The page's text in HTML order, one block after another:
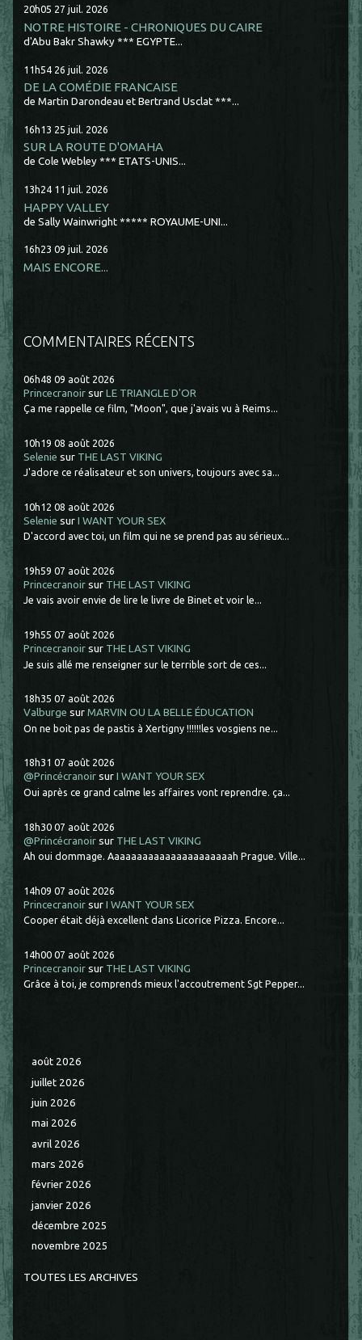
20h05 27 juil. 2026
NOTRE HISTOIRE - CHRONIQUES DU CAIRE
d'Abu Bakr Shawky *** EGYPTE...
11h54 26 juil. 2026
DE LA COMÉDIE FRANCAISE
de Martin Darondeau et Bertrand Usclat ***...
16h13 25 juil. 2026
SUR LA ROUTE D'OMAHA
de Cole Webley *** ETATS-UNIS...
13h24 11 juil. 2026
HAPPY VALLEY
de Sally Wainwright ***** ROYAUME-UNI...
16h23 09 juil. 2026
MAIS ENCORE...
COMMENTAIRES RÉCENTS
06h48 09 août 2026
Princecranoir surLE TRIANGLE D'OR
Ça me rappelle ce film, "Moon", que j'avais vu à Reims...
10h19 08 août 2026
Selenie sur THE LAST VIKING
J'adore ce réalisateur et son univers, toujours avec sa...
10h12 08 août 2026
Selenie surI WANT YOUR SEX
D'accord avec toi, un film qui ne se prend pas au sérieux...
19h59 07 août 2026
Princecranoir sur THE LAST VIKING
Je vais avoir envie de lire le livre de Binet et voir le...
19h55 07 août 2026
Princecranoir sur THE LAST VIKING
Je suis allé me renseigner sur le terrible sort de ces...
18h35 07 août 2026
Valburge surMARVIN OU LA BELLE ÉDUCATION
On ne boit pas de pastis à Xertigny !!!!!!les vosgiens ne...
18h31 07 août 2026
@Princécranoir surI WANT YOUR SEX
Oui après ce grand calme les affaires vont reprendre. ça...
18h30 07 août 2026
@Princécranoir sur THE LAST VIKING
Ah oui dommage. Aaaaaaaaaaaaaaaaaaaaaah Prague. Ville...
14h09 07 août 2026
Princecranoir surI WANT YOUR SEX
Cooper était déjà excellent dans Licorice Pizza. Encore...
14h00 07 août 2026
Princecranoir sur THE LAST VIKING
Grâce à toi, je comprends mieux l'accoutrement Sgt Pepper...
août 2026
juillet 2026
juin 2026
mai 2026
avril 2026
mars 2026
février 2026
janvier 2026
décembre 2025
novembre 2025
TOUTES LES ARCHIVES